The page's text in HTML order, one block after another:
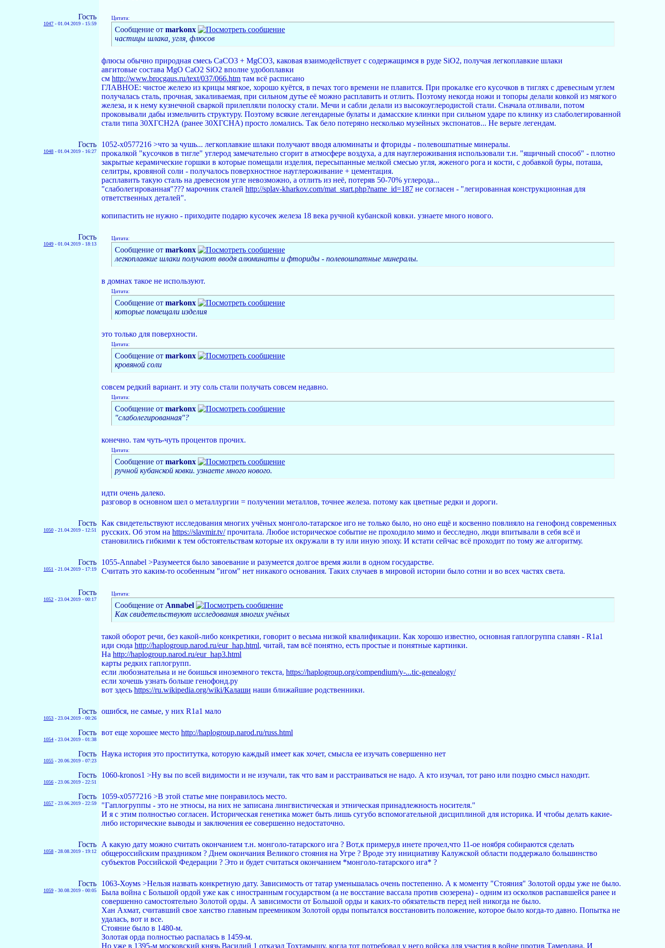
Гость
1047 - 01.04.2019 - 15:59
Цитата:
Сообщение от markonx
частицы шлака, угля, флюсов
флюсы обычно природная смесь CaCO3 + MgCO3, каковая взаимодействует с содержащимся в руде SiO2, получая легкоплавкие шлаки
авгитовые состава MgO CaO2 SiO2 вполне удобоплавки
см http://www.brocgaus.ru/text/037/066.htm там всё расписано
ГЛАВНОЕ: чистое железо из крицы мягкое, хорошо куётся, в печах того времени не плавится. При прокалке его кусочков в тиглях с древесным углем
получалась сталь, прочная, закаливаемая, при сильном дутье её можно расплавить и отлить. Поэтому некогда ножи и топоры делали ковкой из мягкого
железа, и к нему кузнечной сваркой прилепляли полоску стали. Мечи и сабли делали из высокоуглеродистой стали. Сначала отливали, потом
проковывали дабы измельчить структуру. Поэтому всякие легендарные булаты и дамасские клинки при сильном ударе по клинку из слаболегированной
стали типа 30ХГСН2А (ранее 30ХГСНА) просто ломались. Так бело потеряно несколько музейных экспонатов... Не верьте легендам.
Гость
1048 - 01.04.2019 - 16:27
1052-x0577216 >что за чушь... легкоплавкие шлаки получают вводя алюминаты и фториды - полевошпатные минералы.
прокалкой "кусочков в тигле" углерод замечательно сгорит в атмосфере воздуха, а для науглероживания использовали т.н. "ящичный способ" - плотно
закрытые керамические горшки в которые помещали изделия, пересыпанные мелкой смесью угля, жженого рога и кости, с добавкой буры, поташа,
селитры, кровяной соли - получалось поверхностное науглероживание + цементация.
расплавить такую сталь на древесном угле невозможно, а отлить из неё, потеряв 50-70% углерода...
"слаболегированная"??? марочник сталей http://splav-kharkov.com/mat_start.php?name_id=187 не согласен - "легированная конструкционная для
ответственных деталей".
копипастить не нужно - приходите подарю кусочек железа 18 века ручной кубанской ковки. узнаете много нового.
Гость
1049 - 01.04.2019 - 18:13
Цитата:
Сообщение от markonx
легкоплавкие шлаки получают вводя алюминаты и фториды - полевошпатные минералы.
в домнах такое не используют.
Цитата:
Сообщение от markonx
которые помещали изделия
это только для поверхности.
Цитата:
Сообщение от markonx
кровяной соли
совсем редкий вариант. и эту соль стали получать совсем недавно.
Цитата:
Сообщение от markonx
"слаболегированная"?
конечно. там чуть-чуть процентов прочих.
Цитата:
Сообщение от markonx
ручной кубанской ковки. узнаете много нового.
идти очень далеко.
разговор в основном шел о металлургии = получении металлов, точнее железа. потому как цветные редки и дороги.
Гость
1050 - 21.04.2019 - 12:51
Как свидетельствуют исследования многих учёных монголо-татарское иго не только было, но оно ещё и косвенно повлияло на генофонд современных
русских. Об этом на https://slavmir.tv/прочитала. Любое историческое событие не проходило мимо и бесследно, люди впитывали в себя всё и
становились гибкими к тем обстоятельствам которые их окружали в ту или иную эпоху. И кстати сейчас всё проходит по тому же алгоритму.
Гость
1051 - 21.04.2019 - 17:19
1055-Annabel >Разумеется было завоевание и разумеется долгое время жили в одном государстве.
Считать это каким-то особенным "игом" нет никакого основания. Таких случаев в мировой истории было сотни и во всех частях света.
Гость
1052 - 23.04.2019 - 00:17
Цитата:
Сообщение от Annabel
Как свидетельствуют исследования многих учёных
такой оборот речи, без какой-либо конкретики, говорит о весьма низкой квалификации. Как хорошо известно, основная гаплогруппа славян - R1a1
иди сюда http://haplogroup.narod.ru/eur_hap.html, читай, там всё понятно, есть простые и понятные картинки.
На http://haplogroup.narod.ru/eur_hap3.html
карты редких гаплогрупп.
если любознательна и не боишься иноземного текста, https://haplogroup.org/compendium/y-...tic-genealogy/
если хочешь узнать больше генофонд.ру
вот здесь https://ru.wikipedia.org/wiki/Калаши наши ближайшие родственники.
Гость
1053 - 23.04.2019 - 00:26
ошибся, не самые, у них R1a1 мало
Гость
1054 - 23.04.2019 - 01:38
вот еще хорошее место http://haplogroup.narod.ru/russ.html
Гость
1055 - 20.06.2019 - 07:23
Наука история это проститутка, которую каждый имеет как хочет, смысла ее изучать совершенно нет
Гость
1056 - 23.06.2019 - 22:51
1060-kronos1 >Ну вы по всей видимости и не изучали, так что вам и расстраиваться не надо. А кто изучал, тот рано или поздно смысл находит.
Гость
1057 - 23.06.2019 - 22:59
1059-x0577216 >В этой статье мне понравилось место.
"Гаплогруппы - это не этносы, на них не записана лингвистическая и этническая принадлежность носителя."
И я с этим полностью согласен. Историческая генетика может быть лишь сугубо вспомогательной дисциплиной для историка. И чтобы делать какие-
либо исторические выводы и заключения ее совершенно недостаточно.
Гость
1058 - 28.08.2019 - 19:12
А какую дату можно считать окончанием т.н. монголо-татарского ига ? Вот,к примеру,в инете прочел,что 11-ое ноября собираются сделать
общероссийским праздником ? Днем окончания Великого стояния на Угре ? Вроде эту инициативу Калужской области поддержало большинство
субъектов Российской Федерации ? Это и будет считаться окончанием *монголо-татарского ига* ?
Гость
1059 - 30.08.2019 - 00:05
1063-Хоумs >Нельзя назвать конкретную дату. Зависимость от татар уменьшалась очень постепенно. А к моменту "Стояния" Золотой орды уже не было.
Была война с Большой ордой уже как с иностранным государством (а не восстание вассала против сюзерена) - одним из осколков распавшейся ранее и
совершенно самостоятельно Золотой орды. А зависимости от Большой орды и каких-то обязательств перед ней никогда не было.
Хан Ахмат, считавший свое ханство главным преемником Золотой орды попытался восстановить положение, которое было когда-то давно. Попытка не
удалась, вот и все.
Стояние было в 1480-м.
Золотая орда полностью распалась в 1459-м.
Но уже в 1395-м московский князь Василий 1 отказал Тохтамышу, когда тот потребовал у него войска для участия в войне против Тамерлана. И